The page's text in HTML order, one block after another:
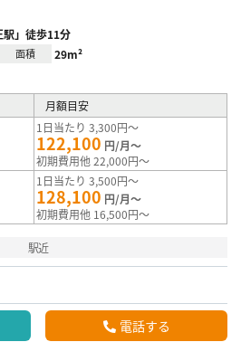
駅」徒歩11分
面積 29m²
月額目安
1日当たり 3,300円～
122,100 円/月～
初期費用他 22,000円～
1日当たり 3,500円～
128,100 円/月～
初期費用他 16,500円～
駅近
電話する